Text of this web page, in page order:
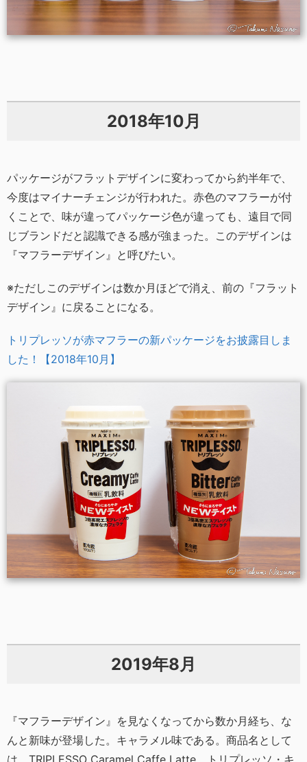
2018年10月
パッケージがフラットデザインに変わってから約半年で、
今度はマイナーチェンジが行われた。赤色のマフラーが付
くことで、味が違ってパッケージ色が違っても、遠目で同
じブランドだと認識できる感が強まった。このデザインは
『マフラーデザイン』と呼びたい。
※ただしこのデザインは数か月ほどで消え、前の『フラット
デザイン』に戻ることになる。
トリプレッソが赤マフラーの新パッケージをお披露目しま
した！【2018年10月】
2019年8月
『マフラーデザイン』を見なくなってから数か月経ち、な
んと新味が登場した。キャラメル味である。商品名として